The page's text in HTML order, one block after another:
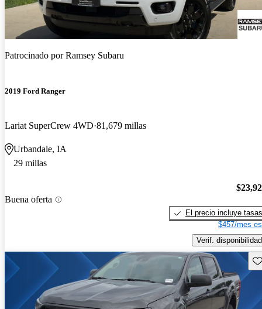
Patrocinado porRamsey Subaru
2019 Ford Ranger
Lariat SuperCrew 4WD 81,679 millas
Urbandale, IA
29 millas
Buena oferta
El precio incluye tasas
$457/mes
Verif. disponibilidad